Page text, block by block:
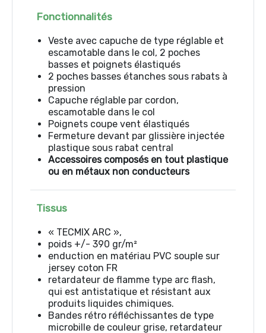
Fonctionnalités
Veste avec capuche de type réglable et
escamotable dans le col, 2 poches
basses et poignets élastiqués
2 poches basses étanches sous rabats à
pression
Capuche réglable par cordon,
escamotable dans le col
Poignets coupe vent élastiqués
Fermeture devant par glissière injectée
plastique sous rabat central
Accessoires composés en tout plastique
ou en métaux non conducteurs
Tissus
« TECMIX ARC »,
poids +/- 390 gr/m²
enduction en matériau PVC souple sur
jersey coton FR
retardateur de flamme type arc flash,
qui est antistatique et résistant aux
produits liquides chimiques.
Bandes rétro réfléchissantes de type
microbille de couleur grise, retardateur